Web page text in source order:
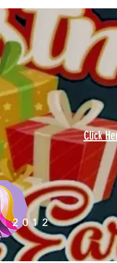
Click
2012